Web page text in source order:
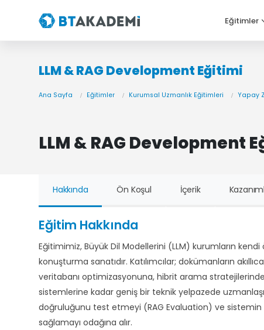
Eğitimler
LLM & RAG Development Eğitimi
Ana Sayfa Eğitimler Kurumsal Uzmanlık Eğitimleri Yapay
LLM & RAG Development
Hakkında Ön Koşul İçerik
Eğitim Hakkında
Eğitimimiz, Büyük Dil Modellerini (LLM) kurumların
konuşturma sanatıdır. Katılımcılar; dokümanların
veritabanı optimizasyonuna, hibrit arama
sistemlerine kadar geniş bir teknik yelpazede
doğruluğunu test etmeyi (RAG Evaluation) ve
sağlamayı odağına alır.